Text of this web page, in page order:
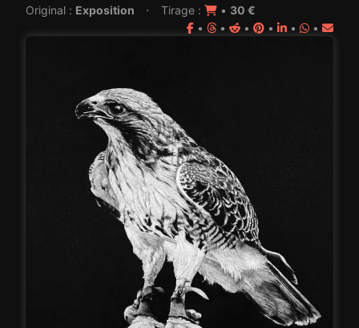
Original : Exposition · Tirage : • 30 €
•
• • • • •